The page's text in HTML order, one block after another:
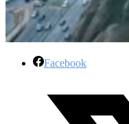
Facebook